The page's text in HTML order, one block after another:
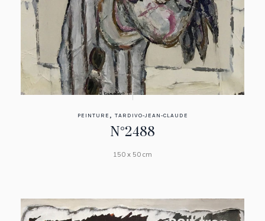
PEINTURE , TARDIVO-JEAN-CLAUDE
N°2488
150 x 50 cm